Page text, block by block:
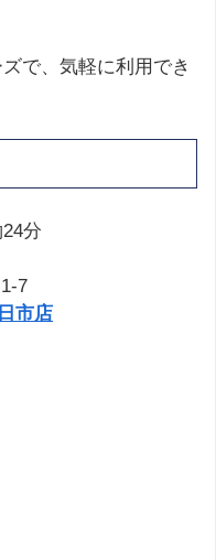
で、気軽に利用でき
分
7
市店